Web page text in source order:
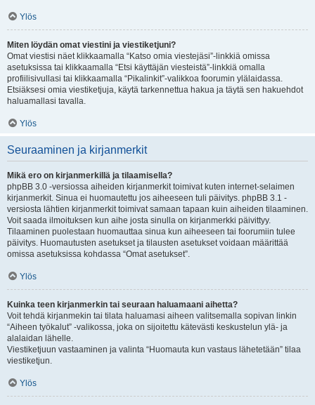
Ylös
Miten löydän omat viestini ja viestiketjuni?
Omat viestisi näet klikkaamalla “Katso omia viestejäsi”-linkkiä omissa
asetuksissa tai klikkaamalla “Etsi käyttäjän viesteistä”-linkkiä omalla
profiilisivullasi tai klikkaamalla “Pikalinkit”-valikkoa foorumin ylälaidassa.
Etsiäksesi omia viestiketjuja, käytä tarkennettua hakua ja täytä sen hakuehdot
haluamallasi tavalla.
Ylös
Seuraaminen ja kirjanmerkit
Mikä ero on kirjanmerkillä ja tilaamisella?
phpBB 3.0 -versiossa aiheiden kirjanmerkit toimivat kuten internet-selaimen
kirjanmerkit. Sinua ei huomautettu jos aiheeseen tuli päivitys. phpBB 3.1 -
versiosta lähtien kirjanmerkit toimivat samaan tapaan kuin aiheiden tilaaminen.
Voit saada ilmoituksen kun aihe josta sinulla on kirjanmerkki päivittyy.
Tilaaminen puolestaan huomauttaa sinua kun aiheeseen tai foorumiin tulee
päivitys. Huomautusten asetukset ja tilausten asetukset voidaan määrittää
omissa asetuksissa kohdassa “Omat asetukset”.
Ylös
Kuinka teen kirjanmerkin tai seuraan haluamaani aihetta?
Voit tehdä kirjanmekin tai tilata haluamasi aiheen valitsemalla sopivan linkin
“Aiheen työkalut” -valikossa, joka on sijoitettu kätevästi keskustelun ylä- ja
alalaidan lähelle.
Viestiketjuun vastaaminen ja valinta “Huomauta kun vastaus lähetetään” tilaa
viestiketjun.
Ylös